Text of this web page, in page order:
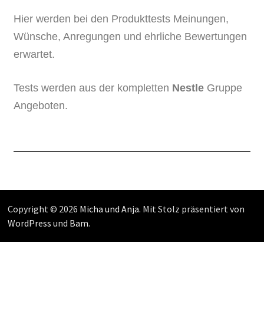
Hier werden bei den Produkttests Meinungen,
Wünsche, Anregungen und ehrliche Bewertungen
erwartet.
Tests werden aus der kompletten Nestle Gruppe
Angeboten.
Copyright © 2026 Micha und Anja. Mit Stolz präsentiert von
WordPress und Bam.